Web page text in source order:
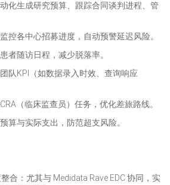
化生成研究预算、跟踪合同谈判进程、管
控各中心招募进度，自动预警延迟风险。
者随访日程，减少脱落率。
队KPI（如数据录入时效、查询响应
（临床监查员）任务，优化差旅路线。
算与实际支出，防范超支风险。
合：尤其与 Medidata Rave EDC 协同，实